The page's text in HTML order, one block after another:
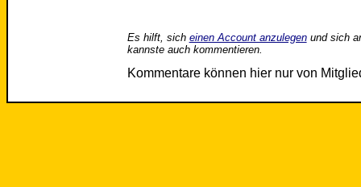
Es hilft, sich einen Account anzulegenund sich
kannste auch kommentieren.
Kommentare können hier nur von